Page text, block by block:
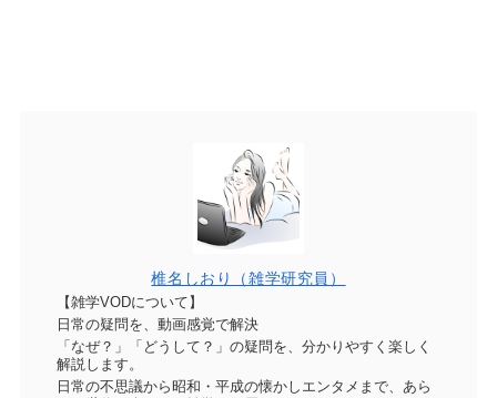
椎名しおり（雑学研究員）
【雑学VODについて】
日常の疑問を、動画感覚で解決
「なぜ？」「どうして？」の疑問を、分かりやすく楽しく
解説します。
日常の不思議から昭和・平成の懐かしエンタメまで、あら